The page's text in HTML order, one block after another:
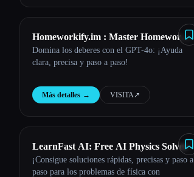
Homeworkify.im : Master Homework
with GPT-4o
Domina los deberes con el GPT-4o: ¡Ayuda
clara, precisa y paso a paso!
Más detalles → VISITA↗︎
LearnFast AI: Free AI Physics Solver
¡Consigue soluciones rápidas, precisas y paso a
paso para los problemas de física con